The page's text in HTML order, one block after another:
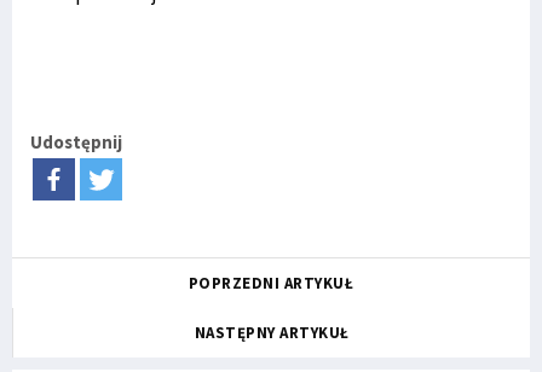
Udostępnij
POPRZEDNI ARTYKUŁ
NASTĘPNY ARTYKUŁ